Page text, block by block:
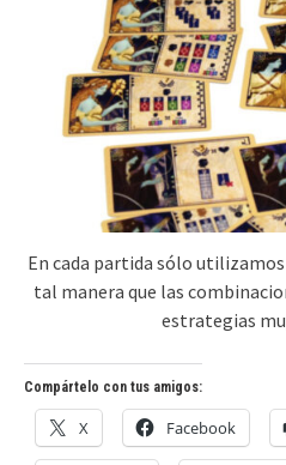
En cada partida sólo
tal manera que las
estrategias
Compártelo con tus amigos:
X Facebook